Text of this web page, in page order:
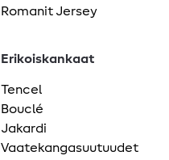
Romanit Jersey
Erikoiskankaat
Tencel
Bouclé
Jakardi
Vaatekangasuutuudet